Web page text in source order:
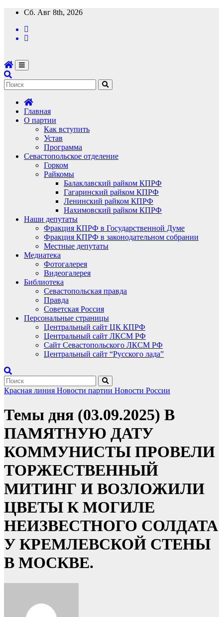
Перейти
содержимому
Сб. Авг 8th, 2026
Главная
О партии
Как вступить
Устав
Программа
Севастопольское отделение
Горком
Райкомы
Балаклавский райком КПРФ
Гагаринский райком КПРФ
Ленинский райком КПРФ
Нахимовский райком КПРФ
Наши депутаты
Фракция КПРФ в Государственной Думе
Фракция КПРФ в законодательном собрании
Местные депутаты
Медиатека
Фотогалерея
Видеогалерея
Библиотека
Севастопольская правда
Правда
Советская Россия
Персональные страницы
Центральный сайт ЦК КПРФ
Центральный сайт ЛКСМ РФ
Сайт Севастопольского ЛКСМ РФ
Центральный сайт “Русского лада”
Красная линия Новости партии Новости России
Темы дня (03.09.2025) В
ПАМЯТНУЮ ДАТУ
КОММУНИСТЫ ПРОВЕЛИ
ТОРЖЕСТВЕННЫЙ
МИТИНГ И ВОЗЛОЖИЛИ
ЦВЕТЫ К МОГИЛЕ
НЕИЗВЕСТНОГО СОЛДАТА
У КРЕМЛЕВСКОЙ СТЕНЫ
В МОСКВЕ.